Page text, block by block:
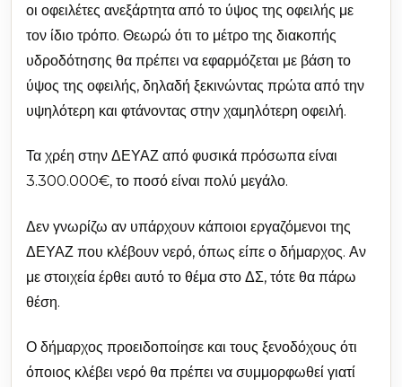
οι οφειλέτες ανεξάρτητα από το ύψος της οφειλής με
τον ίδιο τρόπο. Θεωρώ ότι το μέτρο της διακοπής
υδροδότησης θα πρέπει να εφαρμόζεται με βάση το
ύψος της οφειλής, δηλαδή ξεκινώντας πρώτα από την
υψηλότερη και φτάνοντας στην χαμηλότερη οφειλή.
Τα χρέη στην ΔΕΥΑΖ από φυσικά πρόσωπα είναι
3.300.000€, το ποσό είναι πολύ μεγάλο.
Δεν γνωρίζω αν υπάρχουν κάποιοι εργαζόμενοι της
ΔΕΥΑΖ που κλέβουν νερό, όπως είπε ο δήμαρχος. Αν
με στοιχεία έρθει αυτό το θέμα στο ΔΣ, τότε θα πάρω
θέση.
Ο δήμαρχος προειδοποίησε και τους ξενοδόχους ότι
όποιος κλέβει νερό θα πρέπει να συμμορφωθεί γιατί